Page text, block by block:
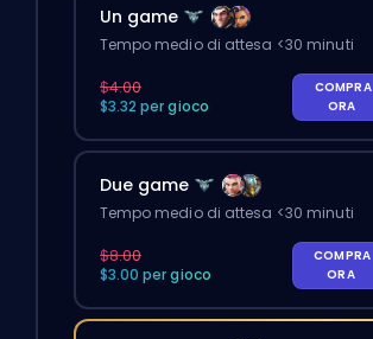
Un game
Tempo medio di attesa <30 minuti
$4.00
$3.32 per gioco
COMPRA
ORA
Due game
Tempo medio di attesa <30 minuti
$8.00
$3.00 per gioco
COMPRA
ORA